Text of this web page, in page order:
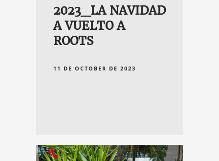
2023_LA NAVIDAD
A VUELTO A
ROOTS
11 DE OCTOBER DE 2023